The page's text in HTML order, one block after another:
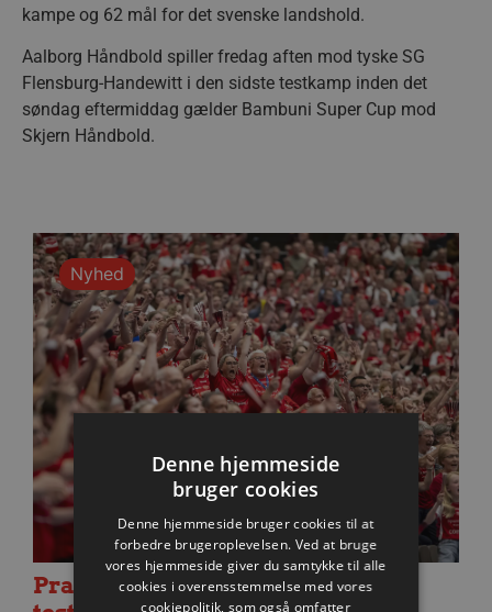
kampe og 62 mål for det svenske landshold.
Aalborg Håndbold spiller fredag aften mod tyske SG
Flensburg-Handewitt i den sidste testkamp inden det
søndag eftermiddag gælder Bambuni Super Cup mod
Skjern Håndbold.
Nyhed
Praktisk information til dagens
Denne hjemmeside
bruger cookies
Denne hjemmeside bruger cookies til at
forbedre brugeroplevelsen. Ved at bruge
vores hjemmeside giver du samtykke til alle
cookies i overensstemmelse med vores
cookiepolitik, som også omfatter